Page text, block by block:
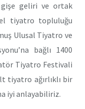
gişe geliri ve ortak
tiyatro topluluğu
Ulusal Tiyatro ve
bağlı 1400
Tiyatro Festivali
tiyatro ağırlıklı bir
iyi anlayabiliriz.